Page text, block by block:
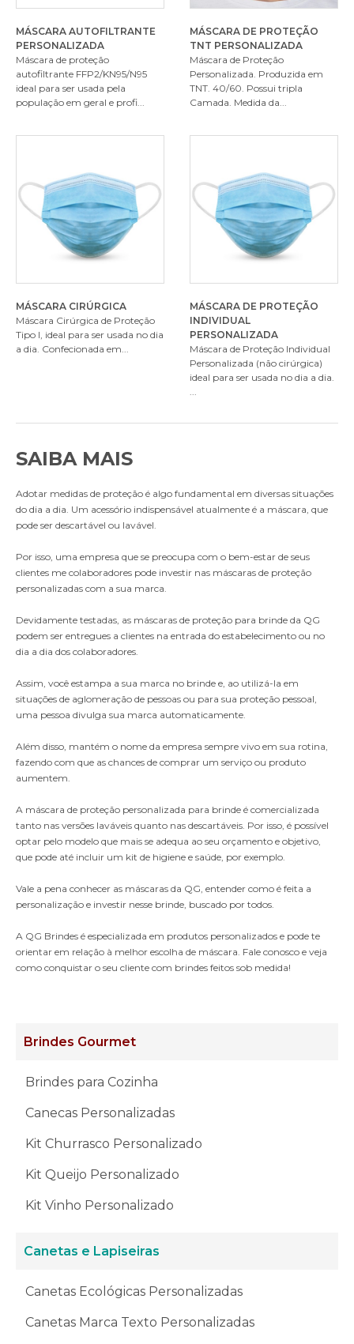
Brindes Gourmet
Brindes para Cozinha
Canecas Personalizadas
Kit Churrasco Personalizado
Kit Queijo Personalizado
Kit Vinho Personalizado
Canetas e Lapiseiras
Canetas Ecológicas Personalizadas
Canetas Marca Texto Personalizadas
MÁSCARA AUTOFILTRANTE
PERSONALIZADA
Máscara de proteção
autofiltrante FFP2/KN95/N95
ideal para ser usada pela
população em geral e profi...
MÁSCARA DE PROTEÇÃO
TNT PERSONALIZADA
Máscara de Proteção
Personalizada. Produzida em
TNT. 40/60. Possui tripla
Camada. Medida da...
MÁSCARA CIRÚRGICA
Máscara Cirúrgica de Proteção
Tipo I, ideal para ser usada no dia
a dia. Confecionada em...
MÁSCARA DE PROTEÇÃO
INDIVIDUAL
PERSONALIZADA
Máscara de Proteção Individual
Personalizada (não cirúrgica)
ideal para ser usada no dia a dia.
...
SAIBA MAIS
Adotar medidas de proteção é algo fundamental em diversas situações
do dia a dia. Um acessório indispensável atualmente é a máscara, que
pode ser descartável ou lavável.
Por isso, uma empresa que se preocupa com o bem-estar de seus
clientes me colaboradores pode investir nas máscaras de proteção
personalizadas com a sua marca.
Devidamente testadas, as máscaras de proteção para brinde da QG
podem ser entregues a clientes na entrada do estabelecimento ou no
dia a dia dos colaboradores.
Assim, você estampa a sua marca no brinde e, ao utilizá-la em
situações de aglomeração de pessoas ou para sua proteção pessoal,
uma pessoa divulga sua marca automaticamente.
Além disso, mantém o nome da empresa sempre vivo em sua rotina,
fazendo com que as chances de comprar um serviço ou produto
aumentem.
A máscara de proteção personalizada para brinde é comercializada
tanto nas versões laváveis quanto nas descartáveis. Por isso, é possível
optar pelo modelo que mais se adequa ao seu orçamento e objetivo,
que pode até incluir um kit de higiene e saúde, por exemplo.
Vale a pena conhecer as máscaras da QG, entender como é feita a
personalização e investir nesse brinde, buscado por todos.
A QG Brindes é especializada em produtos personalizados e pode te
orientar em relação à melhor escolha de máscara. Fale conosco e veja
como conquistar o seu cliente com brindes feitos sob medida!